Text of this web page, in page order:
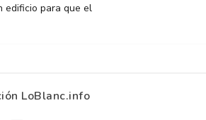
edificio para que el
LoBlanc.info